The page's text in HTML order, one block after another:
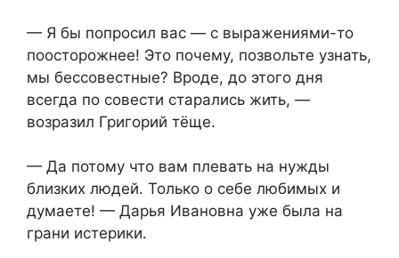
— Я бы попросил вас — с выражениями-то
поосторожнее! Это почему, позвольте узнать,
мы бессовестные? Вроде, до этого дня
всегда по совести старались жить, —
возразил Григорий тёще.
— Да потому что вам плевать на нужды
близких людей. Только о себе любимых и
думаете! — Дарья Ивановна уже была на
грани истерики.